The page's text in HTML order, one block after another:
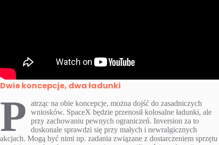
Dwie koncepcje, dwa ładunki
P
atrząc na obie koncepcje, można dojść do zasadniczych
wniosków. SpaceX będzie przenosił kolosalne ładunki, ale
przy zachowaniu pewnych ograniczeń. Inversion za to
doskonale sprawdzi się przy małych i newralgicznych
akcjach. Mogą być nimi np. zadania związane z dostarczeniem sprzętu